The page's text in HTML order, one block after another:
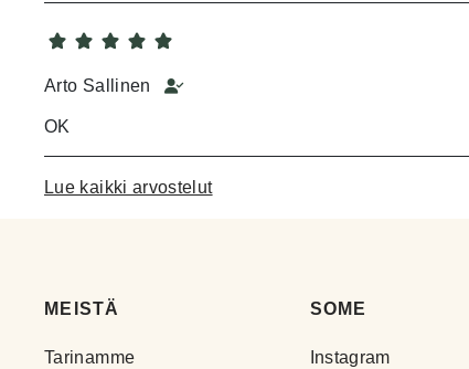
Arto Sallinen
OK
Lue kaikki arvostelut
MEISTÄ
Tarinamme
SOME
Instagram